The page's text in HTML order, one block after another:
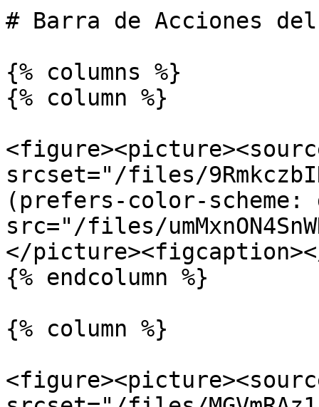
# Barra de Acciones
{% columns %}
{% column %}
srcset="/files/
(prefers-color-scheme:
src="/files/
</
{% endcolumn %}
{% column %}